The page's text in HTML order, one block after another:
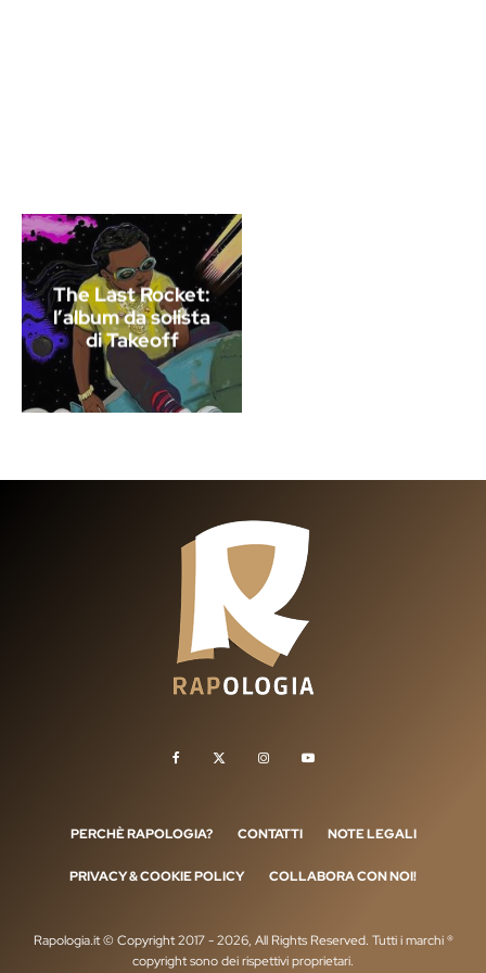
The Last Rocket:
l’album da solista
di Takeoff
PERCHÈ RAPOLOGIA? CONTATTI NOTE LEGALI
PRIVACY & COOKIE POLICY COLLABORA CON NOI!
Rapologia.it © Copyright 2017 - 2026, All Rights Reserved. Tutti i marchi ®
copyright sono dei rispettivi proprietari.